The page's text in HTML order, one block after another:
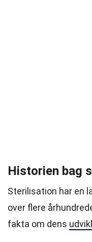
Historien bag
Sterilisation har en
over flere
fakta om dens